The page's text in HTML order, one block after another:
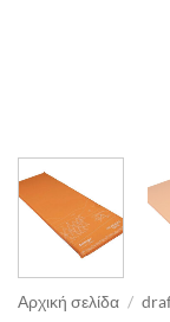
Αρχική σελίδα /